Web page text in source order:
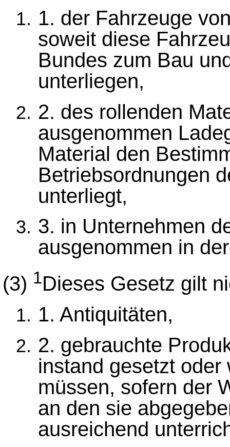
1. der Fahrzeuge
soweit diese
Bundes zum Bau
unterliegen,
2. des rollenden
ausgenommen
Material den
Betriebsordnungen
unterliegt,
3. in Unternehmen
ausgenommen in
(3) 1Dieses Gesetz gilt
1. Antiquitäten,
2. gebrauchte
instand gesetzt
müssen, sofern der
an den sie
ausreichend